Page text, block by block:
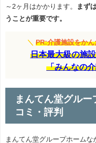
～2ヶ月はかかります。
まず
うことが重要です。
＼ PR:介護施設をか
日本最大級の施
「みんなの
まんてん堂グルー
コミ・評判
まんてん堂グループホーム